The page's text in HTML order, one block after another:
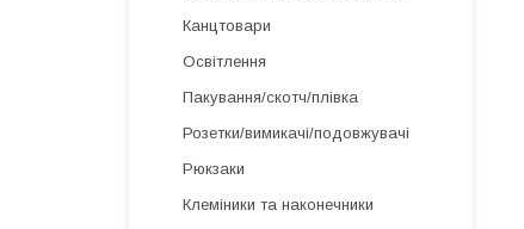
Канцтовари
Освітлення
Пакування/скотч/плівка
Розетки/вимикачі/подовжувачі
Рюкзаки
Клеміники та наконечники